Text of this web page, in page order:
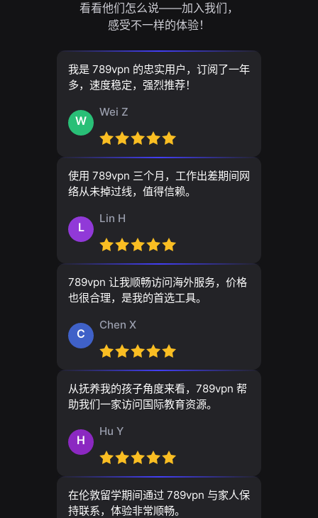
看看他们怎么说——加入我们，
感受不一样的体验！
我是 789vpn 的忠实用户，订阅了一年
多，速度稳定，强烈推荐！
W
Wei Z
使用 789vpn 三个月，工作出差期间网
络从未掉过线，值得信赖。
L
Lin H
789vpn 让我顺畅访问海外服务，价格
也很合理，是我的首选工具。
C
Chen X
从抚养我的孩子角度来看，789vpn 帮
助我们一家访问国际教育资源。
H
Hu Y
在伦敦留学期间通过 789vpn 与家人保
持联系，体验非常顺畅。